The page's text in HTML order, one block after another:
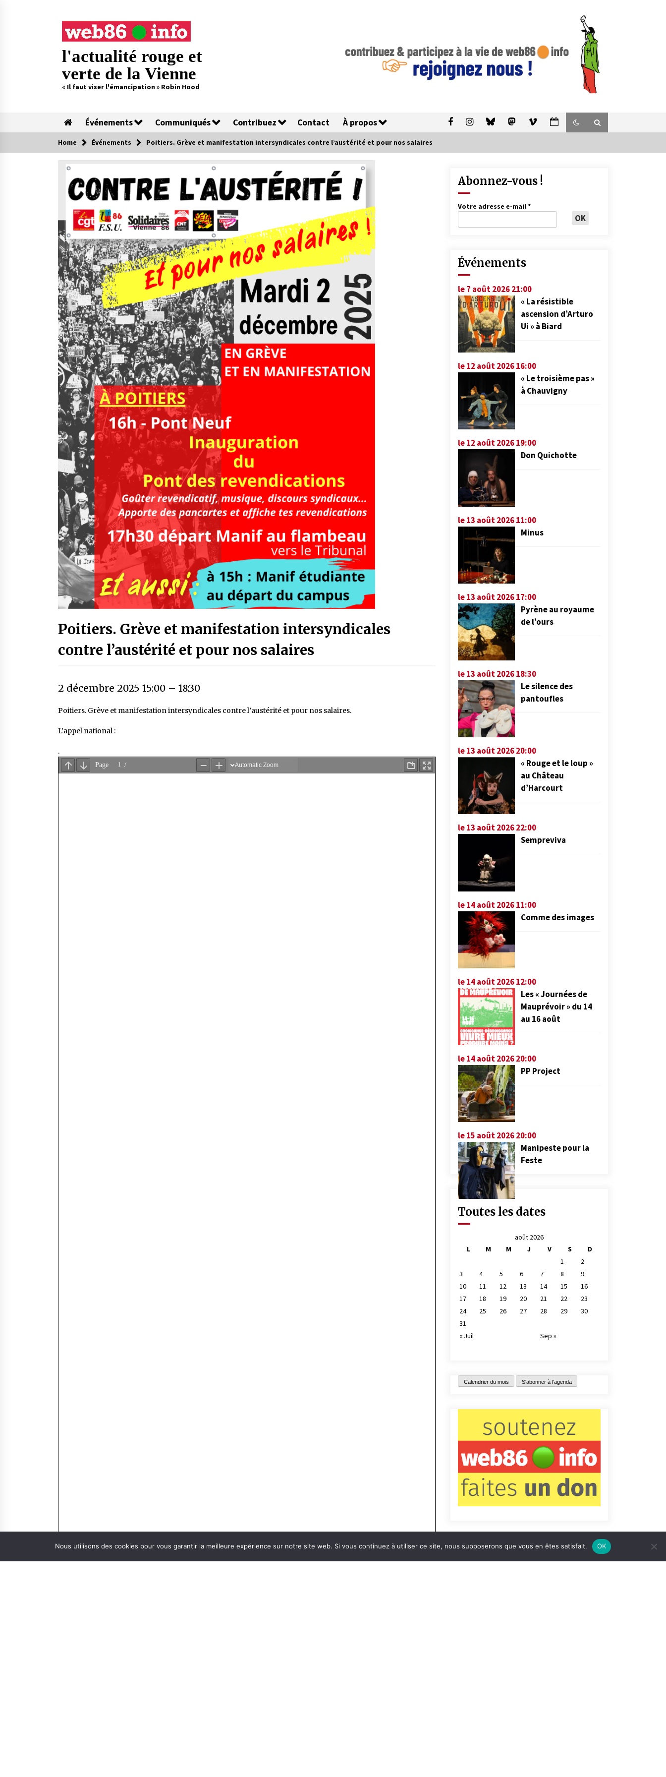
l'actualité rouge et
verte de la Vienne
« Il faut viser l'émancipation » Robin Hood
Événements Communiqués Contribuez Contact À propos
Home Événements Poitiers. Grève et manifestation intersyndicales contre l’austérité et pour nos salaires
Poitiers. Grève et manifestation intersyndicales
contre l’austérité et pour nos salaires
2 décembre 2025 15:00 – 18:30
Poitiers. Grève et manifestation intersyndicales contre l’austérité et pour nos salaires.
L’appel national :
.
Abonnez-vous !
Votre adresse e-mail*
Événements
le 7 août 2026 21:00
« La résistible
ascension d’Arturo
Ui » à Biard
le 12 août 2026 16:00
« Le troisième pas »
à Chauvigny
le 12 août 2026 19:00
Don Quichotte
le 13 août 2026 11:00
Minus
le 13 août 2026 17:00
Pyrène au royaume
de l’ours
le 13 août 2026 18:30
Le silence des
pantoufles
le 13 août 2026 20:00
« Rouge et le loup »
au Château
d’Harcourt
le 13 août 2026 22:00
Sempreviva
le 14 août 2026 11:00
Comme des images
le 14 août 2026 12:00
Les « Journées de
Mauprévoir » du 14
au 16 août
le 14 août 2026 20:00
PP Project
le 15 août 2026 20:00
Manipeste pour la
Feste
Toutes les dates
août 2026
L
M M J V S
D
1
2
3
4 5 6 7 8
9
10
11 12 13 14 15
16
17
18 19 20 21 22
23
24
25 26 27 28 29
30
31
« Juil
Sep »
Calendrier du mois S'abonner à l'agenda
Nous utilisons des cookies pour vous garantir la meilleure expérience sur notre site web. Si vous continuez à utiliser ce site, nous supposerons que vous en êtes satisfait. OK